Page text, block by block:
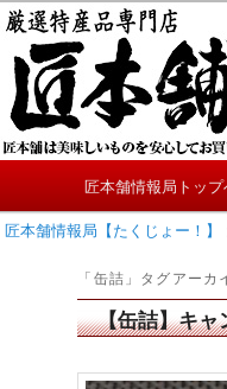
匠本舗
かにやおせちにつ
ン
メ
ン
サ
コ
匠本舗情報局トップ
匠本舗情報局【たくじょー！】
「缶詰 」タグアーカ
【缶詰】キャ